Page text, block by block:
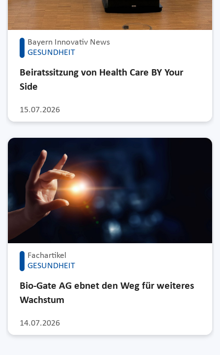
Bayern Innovativ News
GESUNDHEIT
15.07.2026
Beiratssitzung von Health Care BY Your
Side
Fachartikel
GESUNDHEIT
14.07.2026
Bio-Gate AG ebnet den Weg für weiteres
Wachstum